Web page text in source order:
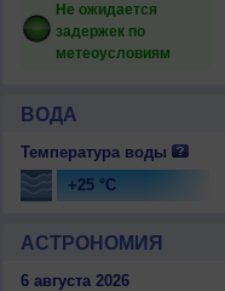
Не ожидается
задержек по
метеоусловиям
ВОДА
Температура воды
+25 °C
АСТРОНОМИЯ
6 августа 2026